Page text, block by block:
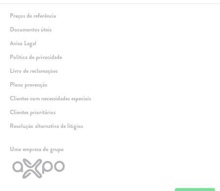
+351 259 348 634
(chamada para a rede fixa nacional)
808 205 005
Preços de referência
Documentos úteis
Aviso Legal
Política de privacidade
Livro de reclamações
Plano prevenção
Clientes com necessidades especiais
Clientes prioritários
Resolução alternativa de litígios
Uma empresa do grupo